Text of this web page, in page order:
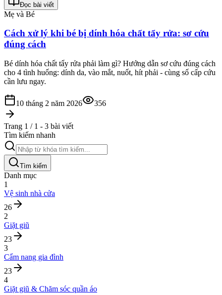
Đọc bài viết
Mẹ và Bé
Cách xử lý khi bé bị dính hóa chất tẩy rửa: sơ cứu
đúng cách
Bé dính hóa chất tẩy rửa phải làm gì? Hướng dẫn sơ cứu đúng cách
cho 4 tình huống: dính da, vào mắt, nuốt, hít phải - cùng số cấp cứu
cần lưu ngay.
10 tháng 2 năm 2026 356
Trang 1 / 1 - 3 bài viết
Tìm kiếm nhanh
Tìm kiếm
Danh mục
1
Vệ sinh nhà cửa
26
2
Giặt giũ
23
3
Cẩm nang gia đình
23
4
Giặt giũ & Chăm sóc quần áo